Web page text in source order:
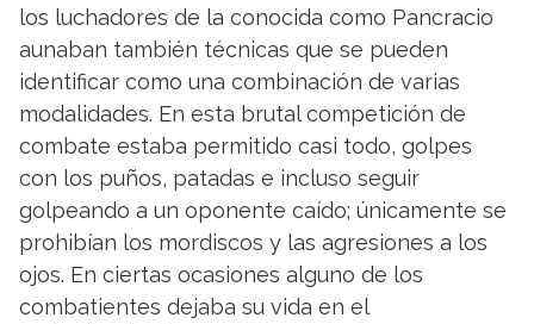
los luchadores de la conocida como Pancracio
aunaban también técnicas que se pueden
identificar como una combinación de varias
modalidades. En esta brutal competición de
combate estaba permitido casi todo, golpes
con los puños, patadas e incluso seguir
golpeando a un oponente caído; únicamente se
prohibían los mordiscos y las agresiones a los
ojos. En ciertas ocasiones alguno de los
combatientes dejaba su vida en el